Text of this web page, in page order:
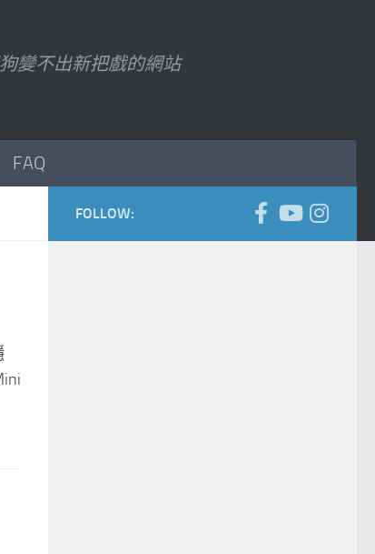
變不出新把戲的網站
FAQ
FOLLOW: